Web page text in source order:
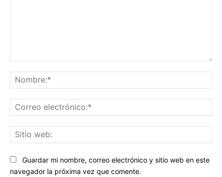
Guardar mi nombre, correo electrónico y sitio web en este
navegador la próxima vez que comente.